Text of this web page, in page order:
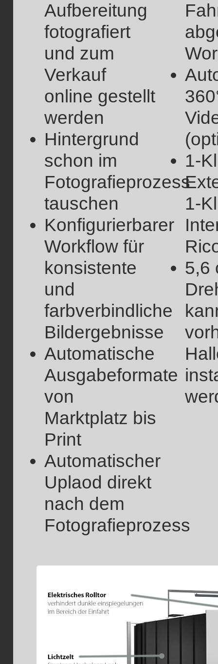
Aufbereitung
fotografiert
und zum
Verkauf
online gestellt
werden
Hintergrund
schon im
Fotografieprozess
tauschen
Konfigurierbarer
Workflow für
konsistente
und
farbverbindliche
Bildergebnisse
Automatische
Ausgabeformate
von
Marktplatz bis
Print
Automatischer
Uplaod direkt
nach dem
Fotografieprozess
1-
1-
5,6